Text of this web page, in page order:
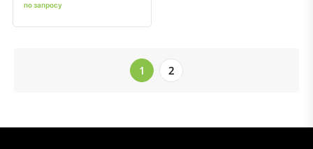
по запросу
1 2